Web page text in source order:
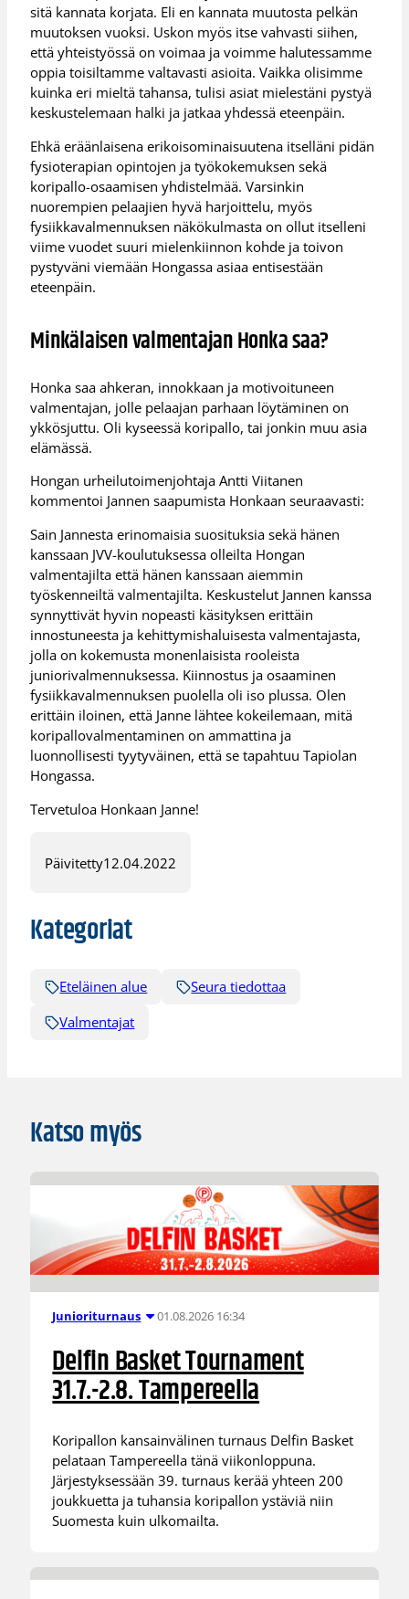
sitä kannata korjata. Eli en kannata muutosta pelkän
muutoksen vuoksi. Uskon myös itse vahvasti siihen,
että yhteistyössä on voimaa ja voimme halutessamme
oppia toisiltamme valtavasti asioita. Vaikka olisimme
kuinka eri mieltä tahansa, tulisi asiat mielestäni pystyä
keskustelemaan halki ja jatkaa yhdessä eteenpäin.
Ehkä eräänlaisena erikoisominaisuutena itselläni pidän
fysioterapian opintojen ja työkokemuksen sekä
koripallo-osaamisen yhdistelmää. Varsinkin
nuorempien pelaajien hyvä harjoittelu, myös
fysiikkavalmennuksen näkökulmasta on ollut itselleni
viime vuodet suuri mielenkiinnon kohde ja toivon
pystyväni viemään Hongassa asiaa entisestään
eteenpäin.
Minkälaisen valmentajan Honka saa?
Honka saa ahkeran, innokkaan ja motivoituneen
valmentajan, jolle pelaajan parhaan löytäminen on
ykkösjuttu. Oli kyseessä koripallo, tai jonkin muu asia
elämässä.
Hongan urheilutoimenjohtaja Antti Viitanen
kommentoi Jannen saapumista Honkaan seuraavasti:
Sain Jannesta erinomaisia suosituksia sekä hänen
kanssaan JVV-koulutuksessa olleilta Hongan
valmentajilta että hänen kanssaan aiemmin
työskenneiltä valmentajilta. Keskustelut Jannen kanssa
synnyttivät hyvin nopeasti käsityksen erittäin
innostuneesta ja kehittymishaluisesta valmentajasta,
jolla on kokemusta monenlaisista rooleista
juniorivalmennuksessa. Kiinnostus ja osaaminen
fysiikkavalmennuksen puolella oli iso plussa. Olen
erittäin iloinen, että Janne lähtee kokeilemaan, mitä
koripallovalmentaminen on ammattina ja
luonnollisesti tyytyväinen, että se tapahtuu Tapiolan
Hongassa.
Tervetuloa Honkaan Janne!
Päivitetty12.04.2022
Kategoriat
Eteläinen alue
Seura tiedottaa
Valmentajat
Katso myös
Junioriturnaus 01.08.2026 16:34
Delfin Basket Tournament
31.7.-2.8. Tampereella
Koripallon kansainvälinen turnaus Delfin Basket
pelataan Tampereella tänä viikonloppuna.
Järjestyksessään 39. turnaus kerää yhteen 200
joukkuetta ja tuhansia koripallon ystäviä niin
Suomesta kuin ulkomailta.